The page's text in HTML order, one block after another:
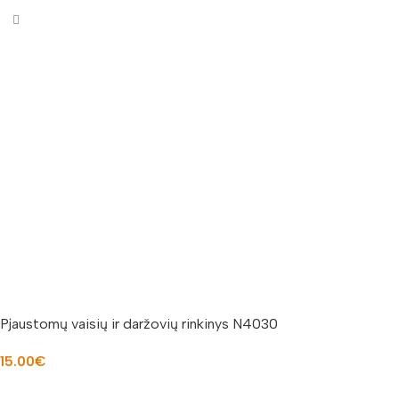
Pjaustomų vaisių ir daržovių rinkinys N4030
15.00€